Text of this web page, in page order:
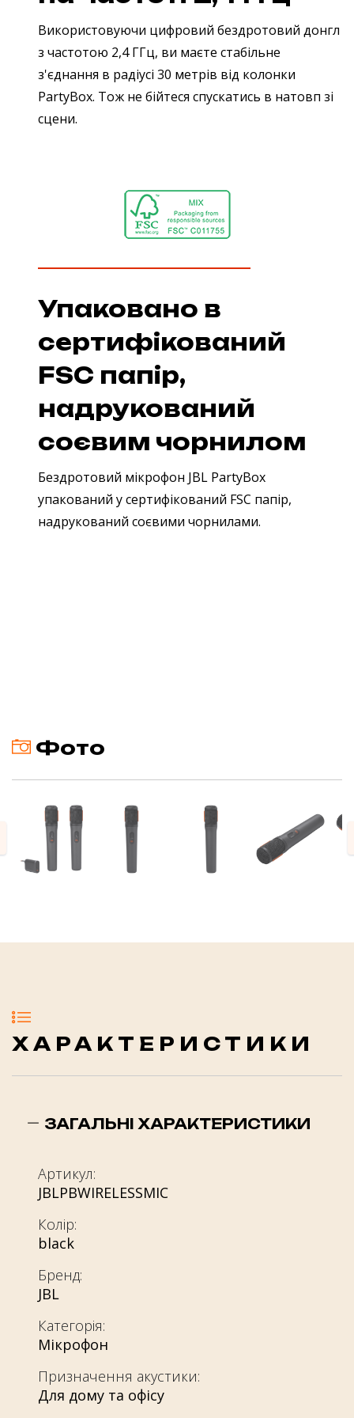
Використовуючи цифровий бездротовий донгл
з частотою 2,4 ГГц, ви маєте стабільне
з'єднання в радіусі 30 метрів від колонки
PartyBox. Тож не бійтеся спускатись в натовп зі
сцени.
Упаковано в
сертифікований
FSC папір,
надрукований
соєвим чорнилом
Бездротовий мікрофон JBL PartyBox
упакований у сертифікований FSC папір,
надрукований соєвими чорнилами.
Фото
ХАРАКТЕРИСТИКИ
ЗАГАЛЬНІ ХАРАКТЕРИСТИКИ
Артикул:
JBLPBWIRELESSMIC
Колір:
black
Бренд:
JBL
Категорія:
Мікрофон
Призначення акустики:
Для дому та офісу